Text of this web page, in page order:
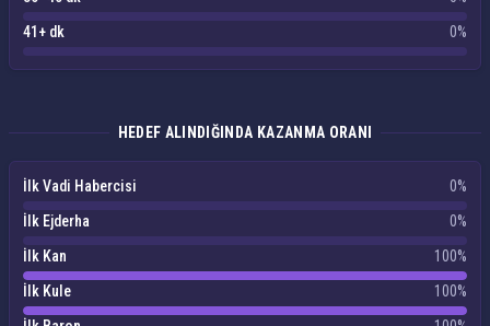
41+ dk
0%
HEDEF ALINDIĞINDA KAZANMA ORANI
İlk Vadi Habercisi
0%
İlk Ejderha
0%
İlk Kan
100%
İlk Kule
100%